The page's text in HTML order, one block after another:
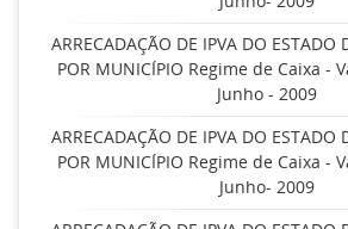
ARRECADAÇÃO DE IPVA DO ESTADO
POR MUNICÍPIO Regime de Caixa -
Junho - 2009
ARRECADAÇÃO DE IPVA DO ESTADO
POR MUNICÍPIO Regime de Caixa -
Junho- 2009